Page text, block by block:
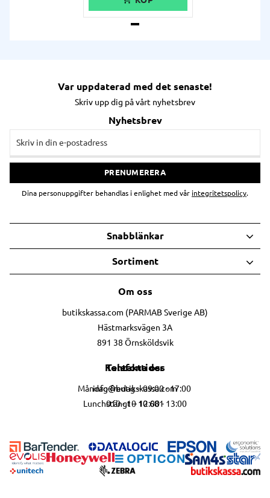
Var uppdaterad med det senaste!
Skriv upp dig på vårt nyhetsbrev
Nyhetsbrev
PRENUMERERA
Dina personuppgifter behandlas i enlighet med vår integritetspolicy.
Om oss
butikskassa.com (PARMAB Sverige AB)
Hästmarksvägen 3A
891 38 Örnsköldsvik
Kontakta oss
info@butikskassa.com
010 - 10 10 681
Telefontider
Måndag-fredag – 09:00 - 17:00
Lunchstängt – 12:00 - 13:00
Snabblänkar
Sortiment